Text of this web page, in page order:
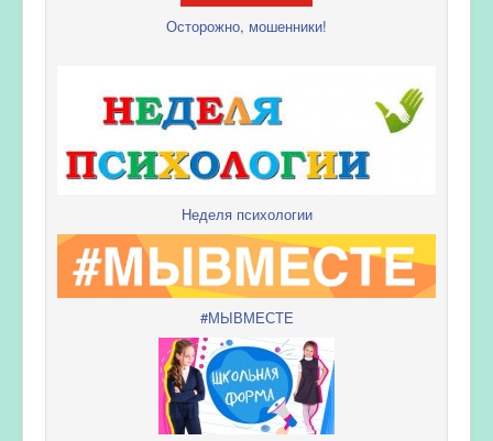
Осторожно, мошенники!
Неделя психологии
#МЫВМЕСТЕ